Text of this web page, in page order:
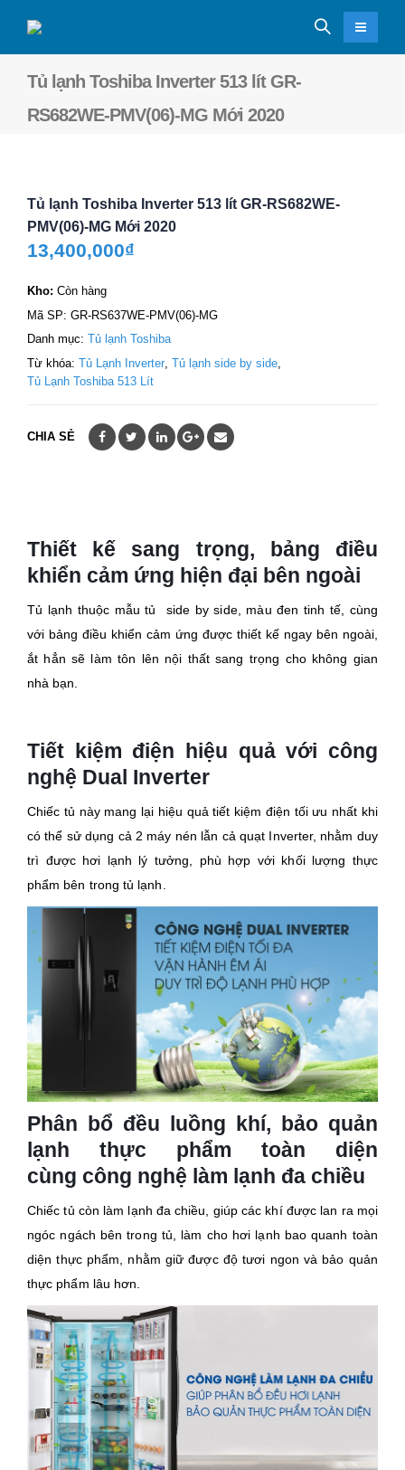
Tủ lạnh Toshiba Inverter 513 lít GR-
RS682WE-PMV(06)-MG Mới 2020
Tủ lạnh Toshiba Inverter 513 lít GR-RS682WE-
PMV(06)-MG Mới 2020
13,400,000₫
Kho: Còn hàng
Mã SP: GR-RS637WE-PMV(06)-MG
Danh mục: Tủ lạnh Toshiba
Từ khóa: Tủ Lạnh Inverter Tủ lạnh side by side
Tủ Lạnh Toshiba 513 Lít
CHIA SẺ
Thiết kế sang trọng, bảng điều
khiển cảm ứng hiện đại bên ngoài
Tủ lạnh thuộc mẫu tủ side by side, màu đen tinh tế, cùng
với bảng điều khiển cảm ứng được thiết kế ngay bên ngoài,
ắt hẳn sẽ làm tôn lên nội thất sang trọng cho không gian
nhà bạn.
Tiết kiệm điện hiệu quả với công
nghệ Dual Inverter
Chiếc tủ này mang lại hiệu quả tiết kiệm điện tối ưu nhất khi
có thể sử dụng cả 2 máy nén lẫn cả quạt Inverter, nhằm duy
trì được hơi lạnh lý tưởng, phù hợp với khối lượng thực
phẩm bên trong tủ lạnh.
Phân bổ đều luồng khí, bảo quản
lạnh thực phẩm toàn diện
cùng công nghệ làm lạnh đa chiều
Chiếc tủ còn làm lạnh đa chiều, giúp các khí được lan ra mọi
ngóc ngách bên trong tủ, làm cho hơi lạnh bao quanh toàn
diện thực phẩm, nhằm giữ được độ tươi ngon và bảo quản
thực phẩm lâu hơn.